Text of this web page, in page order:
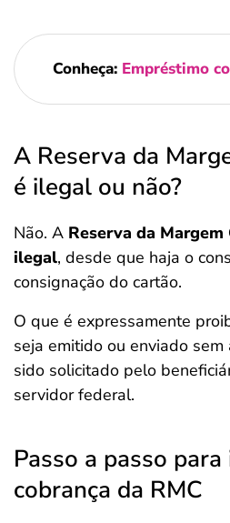
Conheça: Empréstimo
A Reserva da
é ilegal ou não?
Não. A Reserva da
ilegal, desde que haja o
consignação do cartão.
O que é expressamente
seja emitido ou enviado
sido solicitado pelo
servidor federal.
Passo a passo
cobrança da RMC